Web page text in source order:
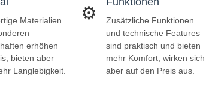
Materialien
erhöhen
bieten aber
Langlebigkeit.
⚙️
Zusätzliche Funktionen
und technische Features
sind praktisch und bieten
mehr Komfort, wirken sich
aber auf den Preis aus.